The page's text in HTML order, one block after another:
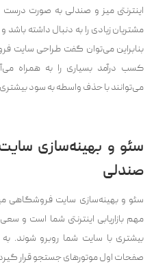
اینترنتی میز و صندلی به صورت
مشتریان زیادی را به دنبال داشته
بنابراین می‌توان گفت طراحی سایت
کسب درآمد بسیاری را به همراه
می‌توانند با حذف واسطه به سود
سئو و بهینه‌سازی
صندلی
سئو و بهینه‌سازی سایت فروشگاهی
مهم بازاریابی اینترنتی شما است و سعی
بیشتری با سایت شما روبرو شوند.
صفحات اول موتورهای جستجو قرار گیرد.